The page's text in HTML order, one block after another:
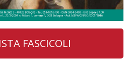
FASCICOLI